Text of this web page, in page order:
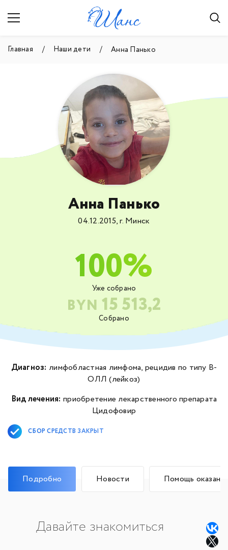
Главная Наши дети Анна Панько
Собрано
BYN 15 513,2
Уже собрано
100%
Анна Панько
04.12.2015, г. Минск
Диагноз: лимфобластная лимфома, рецидив по типу В-
ОЛЛ (лейкоз)
Вид лечения: приобретение лекарственного препарата
Цидофовир
СБОР СРЕДСТВ ЗАКРЫТ
Подробно Новости Помощь оказана
Давайте знакомиться